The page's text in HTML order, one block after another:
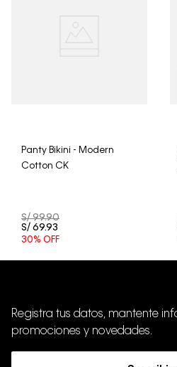
aceptamos devoluciones en
Panty Bikini - Modern
Cotton CK
S/ 99.90
S/ 69.93
30% OFF
Registra tus datos, mantente
promociones y novedades.